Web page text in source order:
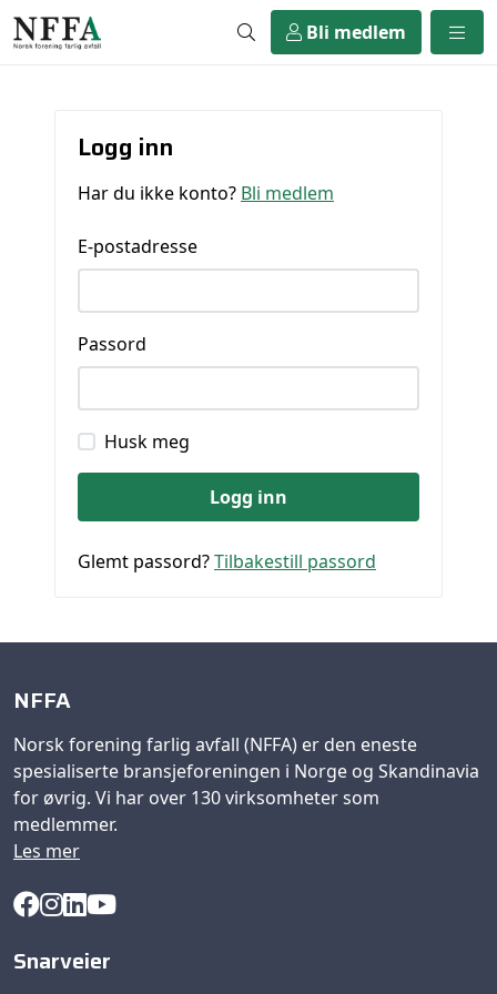
Bli medlem
Logg inn
Har du ikke konto? Bli medlem
E-postadresse
Passord
Husk meg
Logg inn
Glemt passord?Tilbakestill passord
NFFA
Norsk forening farlig avfall (NFFA) er den eneste
spesialiserte bransjeforeningen i Norge og Skandinavia
for øvrig. Vi har over 130 virksomheter som
medlemmer.
Les mer
Snarveier